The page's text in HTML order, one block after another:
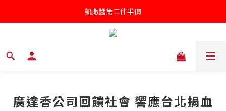
凱撒醬第二件半價
凱撒醬第二件半價
罐頭/肉鬆五件85折
廣達香公司回饋社會 響應台北捐血